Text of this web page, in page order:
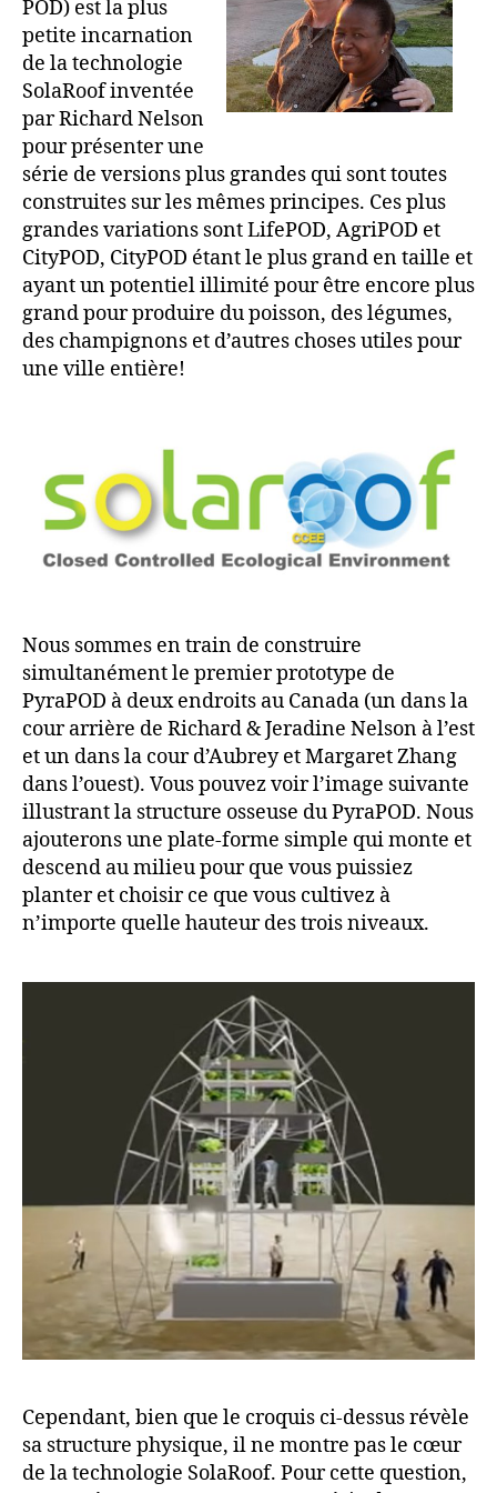
POD) est la plus
petite incarnation
de la technologie
SolaRoof inventée
par Richard Nelson
pour présenter une
série de versions plus grandes qui sont toutes
construites sur les mêmes principes. Ces plus
grandes variations sont LifePOD, AgriPOD et
CityPOD, CityPOD étant le plus grand en taille et
ayant un potentiel illimité pour être encore plus
grand pour produire du poisson, des légumes,
des champignons et d’autres choses utiles pour
une ville entière!
Nous sommes en train de construire
simultanément le premier prototype de
PyraPOD à deux endroits au Canada (un dans la
cour arrière de Richard & Jeradine Nelson à l’est
et un dans la cour d’Aubrey et Margaret Zhang
dans l’ouest). Vous pouvez voir l’image suivante
illustrant la structure osseuse du PyraPOD. Nous
ajouterons une plate-forme simple qui monte et
descend au milieu pour que vous puissiez
planter et choisir ce que vous cultivez à
n’importe quelle hauteur des trois niveaux.
Cependant, bien que le croquis ci-dessus révèle
sa structure physique, il ne montre pas le cœur
de la technologie SolaRoof. Pour cette question,